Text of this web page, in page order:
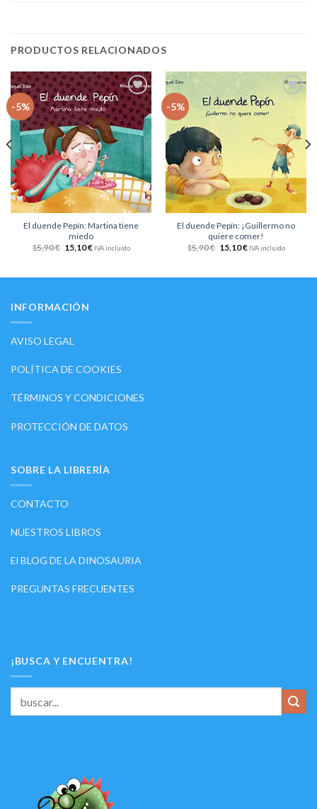
PRODUCTOS RELACIONADOS
-5%
Añadir
a la
lista
de
deseos
El duende Pepín: Martina tiene
miedo
15,90€ 15,10€ IVA incluido
-5%
de
deseos
El duende Pepín: ¡Guillermo no
quiere comer!
15,90€ 15,10€ IVA incluido
INFORMACIÓN
AVISO LEGAL
POLÍTICA DE COOKIES
TÉRMINOS Y CONDICIONES
PROTECCIÓN DE DATOS
SOBRE LA LIBRERÍA
CONTACTO
NUESTROS LIBROS
El BLOG DE LA DINOSAURIA
PREGUNTAS FRECUENTES
¡BUSCA Y ENCUENTRA!